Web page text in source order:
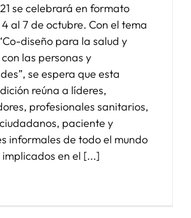
se celebrará en formato
al 7 de octubre. Con el tema
diseño para la salud y
las personas y
se espera que esta
reúna a líderes,
profesionales sanitarios,
paciente y
informales de todo el mundo
en el [...]